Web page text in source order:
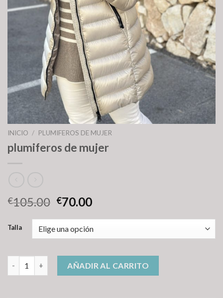
INICIO / PLUMIFEROS DE MUJER
plumiferos de mujer
€105.00 €70.00
Talla
plumiferos de mujer cantidadAÑADIR AL CARRITO